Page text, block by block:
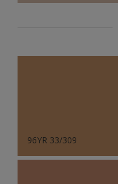
96YR 33/309